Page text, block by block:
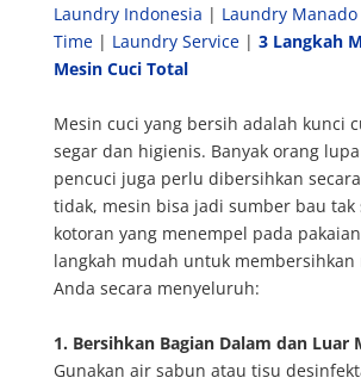
Laundry Indonesia | Laundry Manado
Time| Laundry Service| 3 Langkah
Mesin Cuci Total
Mesin cuci yang bersih adalah kunci
segar dan higienis. Banyak orang
pencuci juga perlu dibersihkan
tidak, mesin bisa jadi sumber bau tak
kotoran yang menempel pada
langkah mudah untuk membersihkan
Anda secara menyeluruh:
1. Bersihkan Bagian Dalam dan Luar
Gunakan air sabun atau tisu